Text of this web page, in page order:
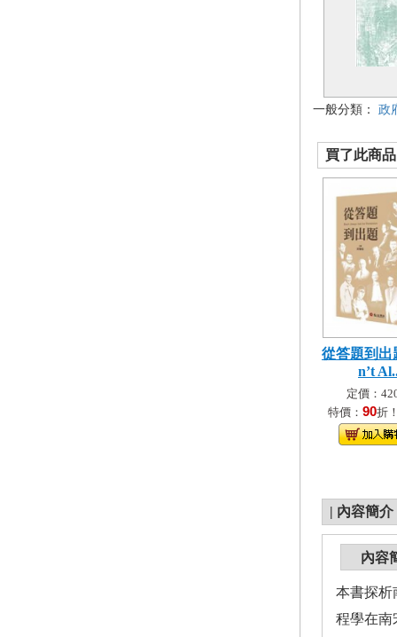
一般分類： 政
買了此商
從答題到出
n’t
定價：
特價： 90折
| 內容簡介
內容
本書探析
程學在南